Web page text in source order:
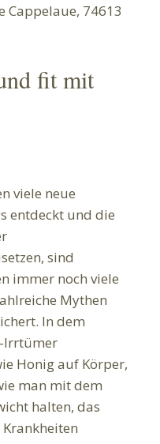
Cappelaue, 74613
fit mit
viele neue
entdeckt und die
sind
immer noch viele
Mythen
In dem
Irrtümer
Honig auf Körper,
man mit dem
halten, das